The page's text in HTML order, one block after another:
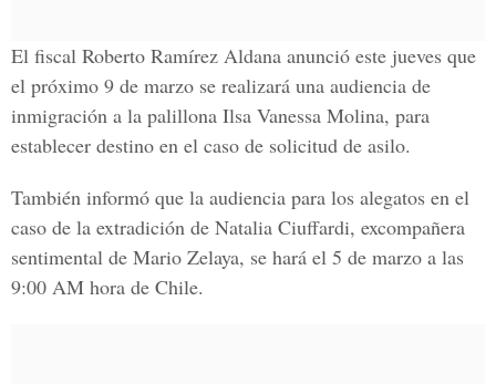
El fiscal Roberto Ramírez Aldana anunció este jueves que
el próximo 9 de marzo se realizará una audiencia de
inmigración a la palillona Ilsa Vanessa Molina, para
establecer destino en el caso de solicitud de asilo.
También informó que la audiencia para los alegatos en el
caso de la extradición de Natalia Ciuffardi, excompañera
sentimental de Mario Zelaya, se hará el 5 de marzo a las
9:00 AM hora de Chile.